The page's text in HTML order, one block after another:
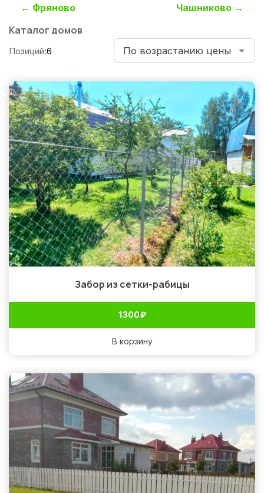
Навигация
по
← Фряново Чашниково →
Каталог домов
Позиций:6
Забор из сетки-рабицы
1 300₽
В корзину